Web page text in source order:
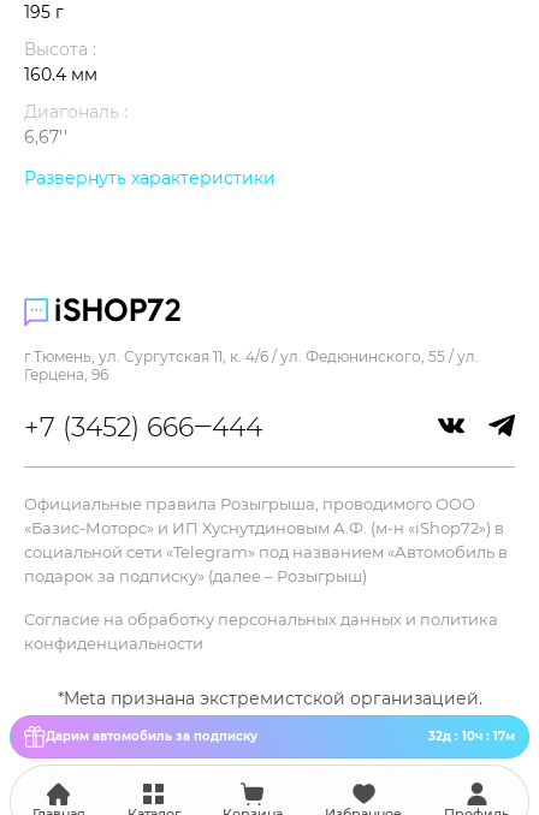
195 г
Высота :
160.4 мм
Диагональ :
6,67''
Количество ядер процессора :
Операционная система :
Xiaomi HyperOS
Память :
256 Гб
Процессор :
синий
Частота процессора :
3.35 ГГц
Ширина :
75.1 мм
Дисплей
Яркость :
4000 нит
Разрешение :
2712x1220
Развернуть характеристики
+7 (3452) 666‒444
г.Тюмень, ул. Сургутская 11, к. 4/6 / ул. Федюнинского, 55 / ул.
Герцена, 96
Согласие на обработку персональных данных и политика
конфиденциальности
Официальные правила Розыгрыша, проводимого ООО
«Базис-Моторс» и ИП Хуснутдиновым А.Ф. (м-н «iShop72») в
социальной сети «Telegram» под названием «Автомобиль в
подарок за подписку» (далее – Розыгрыш)
*Meta признана экстремистской организацией.
Дарим автомобиль за подписку 32д : 10ч : 17м